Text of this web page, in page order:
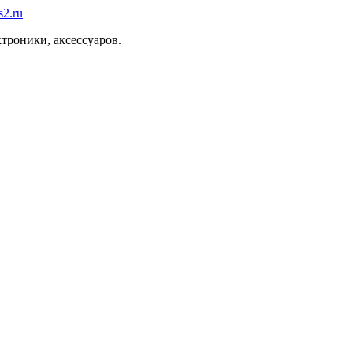
аксессуаров.